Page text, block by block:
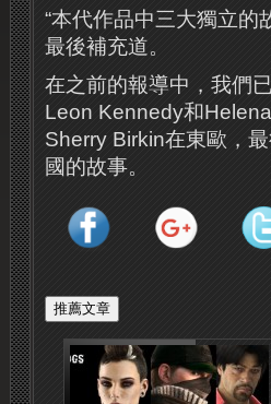
“本代作品中三大獨立的
最後補充道。
在之前的報導中，我們
Leon Kennedy和
Sherry Birkin在東歐，
國的故事。